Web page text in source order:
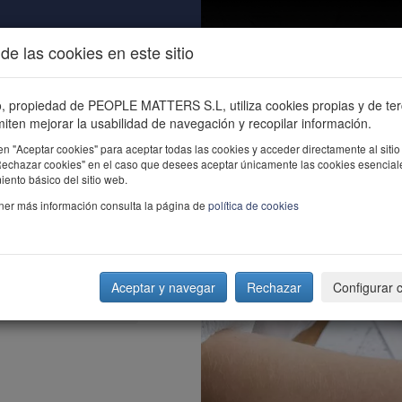
ÚNETE CONTACTO
las cookies en este sitio
propiedad de PEOPLE MATTERS S.L, utiliza cookies propias y de
mejorar la usabilidad de navegación y recopilar información.
"Aceptar cookies" para aceptar todas las cookies y acceder directamente al
cookies" en el caso que desees aceptar únicamente las cookies
básico del sitio web.
más información consulta la página de política de cookies
Aceptar y navegar Rechazar Configurar